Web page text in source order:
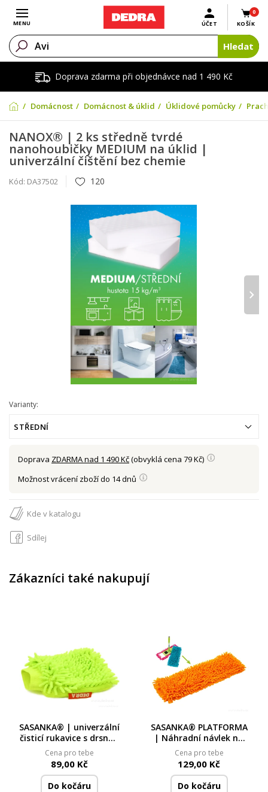
Doprava zdarma při objednávce nad 1 490 Kč
Otevřít menu
MENU
0
KOŠÍK
ÚČET
Hledat
Domácnost Domácnost & úklid Úklidové pomůcky
NANOX® | 2 ks středně tvrdé
nanohoubičky MEDIUM na úklid |
univerzální čištění bez chemie
Kód: DA37502 120
›
Varianty:
STŘEDNÍ
Doprava ZDARMA nad 1 490 Kč(obvyklá cena 79 Kč)
Možnost vrácení zboží do 14 dnů
Kde v katalogu
Sdílej
Zákazníci také nakupují
SASANKA® | univerzální
čisticí rukavice s drsnou
a jemnou stranou |
23 × 20 cm
Cena pro tebe
89,00 Kč
Do kočáru
SASANKA® PLATFORMA
| Náhradní návlek na
mop | 39 × 10 cm
Cena pro tebe
129,00 Kč
Do kočáru